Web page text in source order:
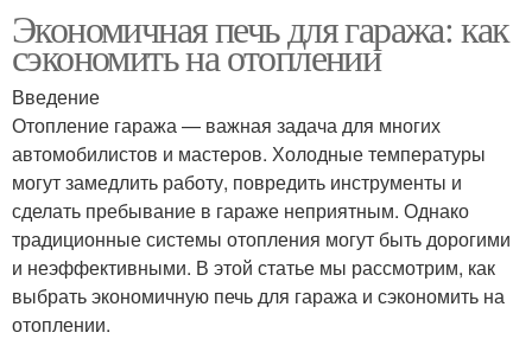
Печи от ржавчины
Печь для отопления Печки для гаража
Экономичная печь для гаража: как
сэкономить на отоплении
Введение
Отопление гаража — важная задача для многих
автомобилистов и мастеров. Холодные температуры
могут замедлить работу, повредить инструменты и
сделать пребывание в гараже неприятным. Однако
традиционные системы отопления могут быть дорогими
и неэффективными. В этой статье мы рассмотрим, как
выбрать экономичную печь для гаража и сэкономить на
отоплении.